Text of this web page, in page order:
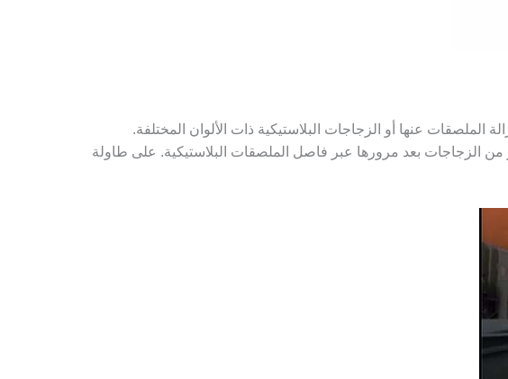
عنها أو الزجاجات البلاستيكية ذات الألوان المختلفة.
الزجاجات بعد مرورها عبر فاصل الملصقات البلاستيكية. على طاولة